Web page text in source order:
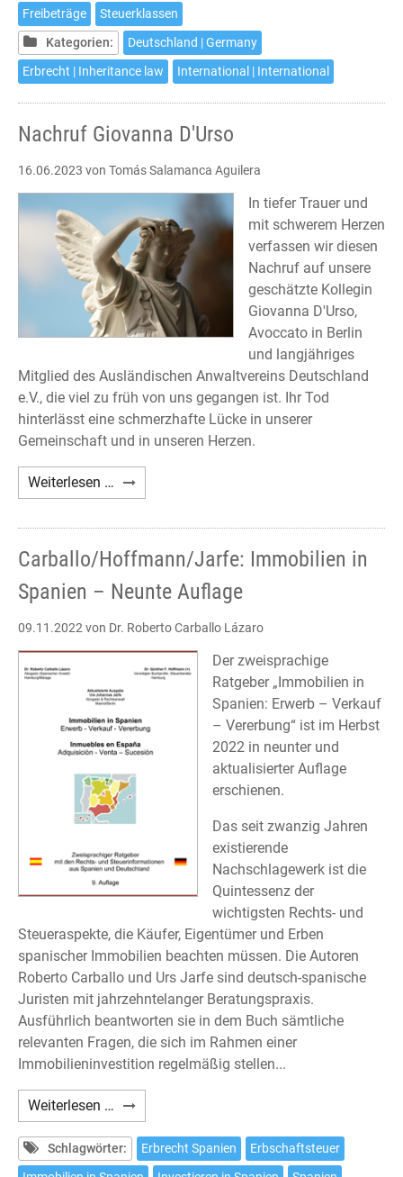
Freibeträge
Steuerklassen
Kategorien:
Deutschland | Germany
Erbrecht | Inheritance law
International | International
Nachruf Giovanna D'Urso
16.06.2023 von Tomás Salamanca Aguilera
In tiefer Trauer und
mit schwerem Herzen
verfassen wir diesen
Nachruf auf unsere
geschätzte Kollegin
Giovanna D'Urso,
Avoccato in Berlin
und langjähriges
Mitglied des Ausländischen Anwaltvereins Deutschland
e.V., die viel zu früh von uns gegangen ist. Ihr Tod
hinterlässt eine schmerzhafte Lücke in unserer
Gemeinschaft und in unseren Herzen.
Weiterlesen … Nachruf
Giovanna
D'Urso
Carballo/Hoffmann/Jarfe: Immobilien in
Spanien – Neunte Auflage
09.11.2022 von Dr. Roberto Carballo Lázaro
Der zweisprachige
Ratgeber „Immobilien in
Spanien: Erwerb – Verkauf
– Vererbung“ ist im Herbst
2022 in neunter und
aktualisierter Auflage
erschienen.
Das seit zwanzig Jahren
existierende
Nachschlagewerk ist die
Quintessenz der
wichtigsten Rechts- und
Steueraspekte, die Käufer, Eigentümer und Erben
spanischer Immobilien beachten müssen. Die Autoren
Roberto Carballo und Urs Jarfe sind deutsch-spanische
Juristen mit jahrzehntelanger Beratungspraxis.
Ausführlich beantworten sie in dem Buch sämtliche
relevanten Fragen, die sich im Rahmen einer
Immobilieninvestition regelmäßig stellen...
Weiterlesen … Carballo/Hoffmann/Jarfe:
Immobilien
in
Spanien
Schlagwörter: Erbrecht Spanien
Erbschaftsteuer